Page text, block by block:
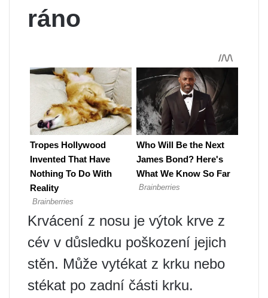
ráno
Krvácení z nosu je výtok krve z
cév v důsledku poškození jejich
stěn. Může vytékat z krku nebo
stékat po zadní části krku.